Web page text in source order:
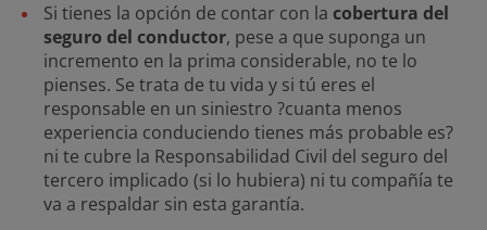
Si tienes la opción de contar con la cobertura del
seguro del conductor, pese a que suponga un
incremento en la prima considerable, no te lo
pienses. Se trata de tu vida y si tú eres el
responsable en un siniestro ?cuanta menos
experiencia conduciendo tienes más probable es?
ni te cubre la Responsabilidad Civil del seguro del
tercero implicado (si lo hubiera) ni tu compañía te
va a respaldar sin esta garantía.